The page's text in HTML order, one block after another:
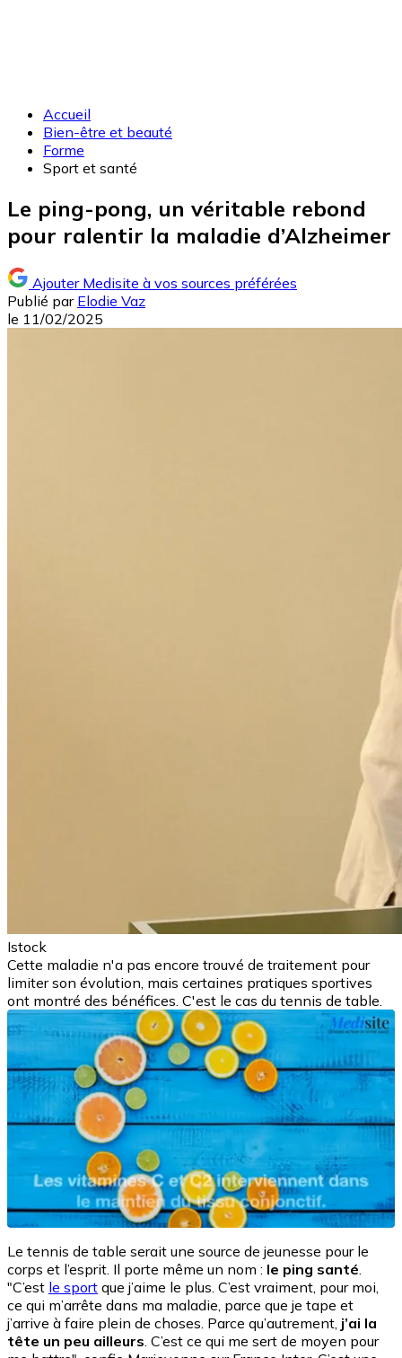
Accueil
Bien-être et beauté
Forme
Sport et santé
Le ping-pong, un véritable rebond
pour ralentir la maladie d’Alzheimer
Ajouter Medisite à vos sources préférées
Publié par Elodie Vaz
le 11/02/2025
Istock
Cette maladie n'a pas encore trouvé de traitement pour
limiter son évolution, mais certaines pratiques sportives
ont montré des bénéfices. C'est le cas du tennis de table.
Le tennis de table serait une source de jeunesse pour le
corps et l’esprit. Il porte même un nom : le ping santé.
"C’est le sport que j’aime le plus. C’est vraiment, pour moi,
ce qui m’arrête dans ma maladie, parce que je tape et
j’arrive à faire plein de choses. Parce qu’autrement, j’ai la
tête un peu ailleurs. C’est ce qui me sert de moyen pour